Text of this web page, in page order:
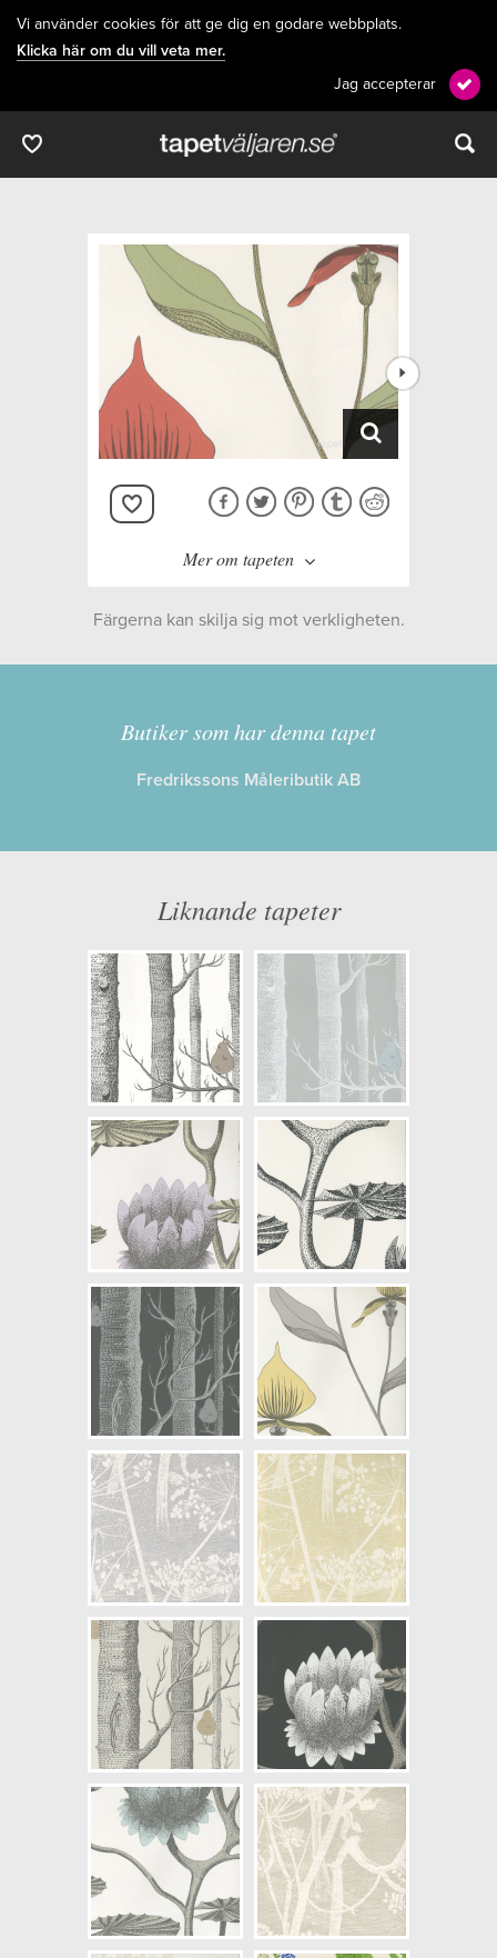
Vi använder cookies för att ge dig en godare webbplats.
Klicka här om du vill veta mer.
Jag accepterar
Mer om tapeten
Kollektion:
Contemporary
Opacitet: Hög
Mönsterhöjd: 0,76
Artikelnummer: 95/10054
NCS Bottenkulör: S0500-N
Färg: Grön, Vitaktig, Röd
Mönster: Växande, Blommig
Struktur: Slät
Cirkapris: 2395,00 kr
(Kontakta din färghandlare för
exakt pris.)
Färgerna kan skilja sig mot verkligheten.
Butiker som har denna tapet
Fredrikssons Måleributik AB
Liknande tapeter